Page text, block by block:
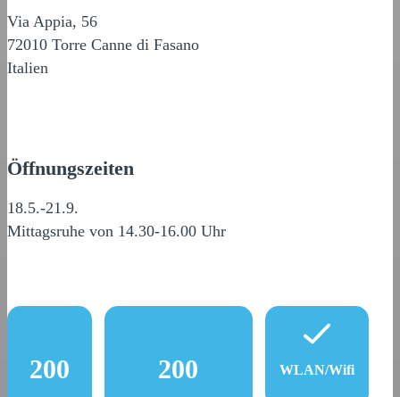
Via Appia, 56
72010 Torre Canne di Fasano
Italien
Öffnungszeiten
18.5.-21.9.
Mittagsruhe von 14.30-16.00 Uhr
200 200 WLAN/Wifi